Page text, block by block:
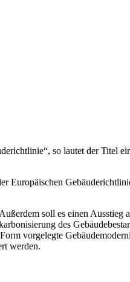
so lautet der Titel
Europäischen
soll es einen Ausstieg
des
vorgelegte
werden.